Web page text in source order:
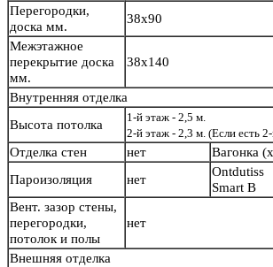
Перегородки,
доска мм.
38х90
Межэтажное
перекрытие доска
мм.
38х140
Внутренняя отделка
Высота потолка
1-й этаж - 2,5 м.
2-й этаж - 2,3 м. (Если есть
Отделка стен нет
Вагонка
Пароизоляция
нет
Ontdutiss
Smart B
Вент. зазор стены,
перегородки,
потолок и полы
нет
Внешняя отделка